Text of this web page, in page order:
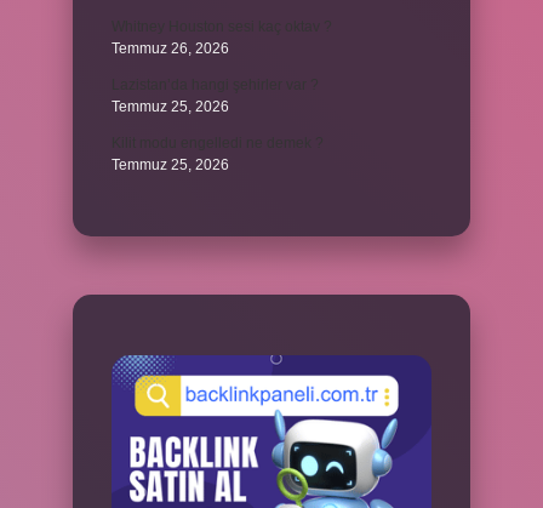
Temmuz 26, 2026
Temmuz 25, 2026
Temmuz 25, 2026